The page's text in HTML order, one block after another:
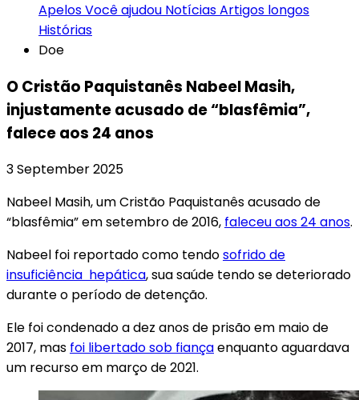
ApelosVocê ajudou NotíciasArtigos longos
Histórias
Doe
O Cristão Paquistanês Nabeel Masih,
injustamente acusado de “blasfêmia”,
falece aos 24 anos
3 September 2025
Nabeel Masih, um Cristão Paquistanês acusado de
“blasfêmia” em setembro de 2016, faleceu aos 24 anos.
Nabeel foi reportado como tendosofrido de
insuficiência hepática, sua saúde tendo se deteriorado
durante o período de detenção.
Ele foi condenado a dez anos de prisão em maio de
2017, mas foi libertado sob fiançaenquanto aguardava
um recurso em março de 2021.